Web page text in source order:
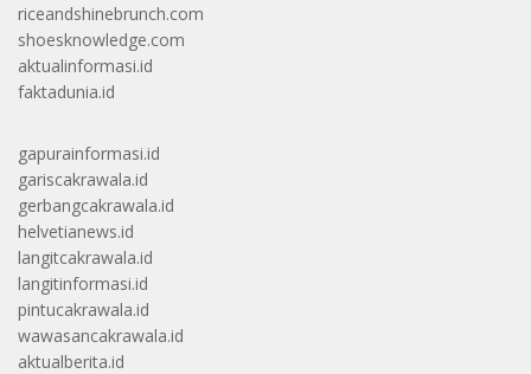
riceandshinebrunch.com
shoesknowledge.com
aktualinformasi.id
faktadunia.id
gapurainformasi.id
gariscakrawala.id
gerbangcakrawala.id
helvetianews.id
langitcakrawala.id
langitinformasi.id
pintucakrawala.id
wawasancakrawala.id
aktualberita.id